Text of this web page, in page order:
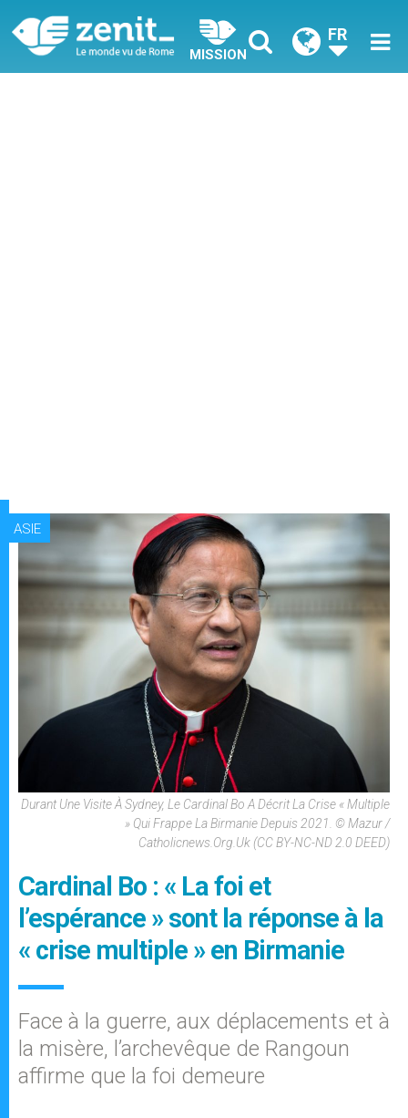
MISSION
FR
ASIE
Durant Une Visite À Sydney, Le Cardinal Bo A Décrit La Crise « Multiple
» Qui Frappe La Birmanie Depuis 2021. © Mazur /
Catholicnews.org.uk (CC BY-NC-ND 2.0 DEED)
Cardinal Bo : « La foi et
l’espérance » sont la réponse à la
« crise multiple » en Birmanie
Face à la guerre, aux déplacements et à
la misère, l’archevêque de Rangoun
affirme que la foi demeure